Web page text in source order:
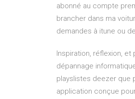
abonné au compte
brancher dans ma
demandes à itune ou
Inspiration, réflexion, et
dépannage
playslistes deezer que
application conçue